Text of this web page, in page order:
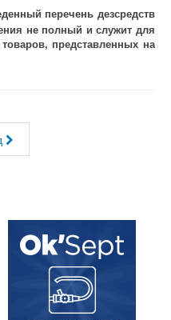
перечень дезсредств
не полный и служит для
представленных на